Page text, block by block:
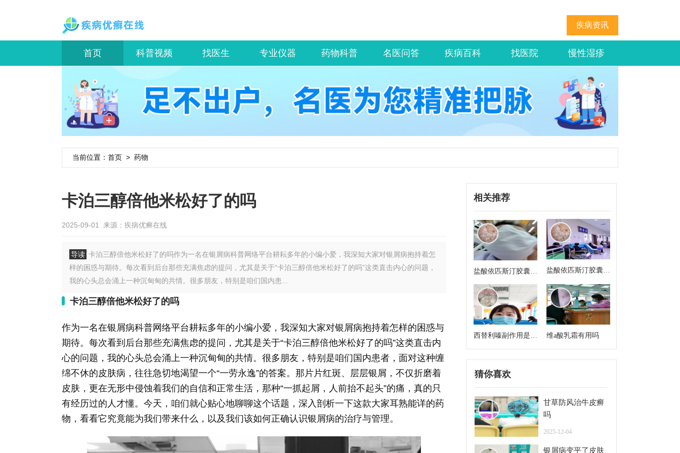
疾病资讯
首页 科普视频 找医生 专业仪器 药物科普 名医问答 疾病百科 找医院 慢性湿疹
当前位置： 首页 > 药物
卡泊三醇倍他米松好了的吗
2025-09-01 来源： 疾病优癣在线
导读 卡泊三醇倍他米松好了的吗作为一名在银屑病科普网络平台耕耘多年的小编小爱，我深知大家对银屑病抱持着怎
样的困惑与期待。每次看到后台那些充满焦虑的提问，尤其是关于“卡泊三醇倍他米松好了的吗”这类直击内心的问题，
我的心头总会涌上一种沉甸甸的共情。很多朋友，特别是咱们国内患...
卡泊三醇倍他米松好了的吗
作为一名在银屑病科普网络平台耕耘多年的小编小爱，我深知大家对银屑病抱持着怎样的困惑与
期待。每次看到后台那些充满焦虑的提问，尤其是关于“卡泊三醇倍他米松好了的吗”这类直击内
心的问题，我的心头总会涌上一种沉甸甸的共情。很多朋友，特别是咱们国内患者，面对这种缠
绵不休的皮肤病，往往急切地渴望一个“一劳永逸”的答案。那片片红斑、层层银屑，不仅折磨着
皮肤，更在无形中侵蚀着我们的自信和正常生活，那种“一抓起屑，人前抬不起头”的痛，真的只
有经历过的人才懂。今天，咱们就心贴心地聊聊这个话题，深入剖析一下这款大家耳熟能详的药
物，看看它究竟能为我们带来什么，以及我们该如何正确认识银屑病的治疗与管理。
相关推荐
盐酸依匹斯汀胶囊多
久一个疗程是几天
盐酸依匹斯汀胶囊来
西替利嗪副作用是什
么
维a酸乳霜有用吗
猜你喜欢
甘草防风治牛皮癣
吗
2025-12-04
银屑病变平了皮肤